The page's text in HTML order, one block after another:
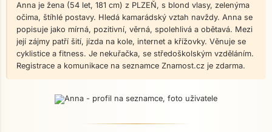
Anna je žena (54 let, 181 cm) z PLZEŇ, s blond vlasy, zelenýma
očima, štíhlé postavy. Hledá kamarádský vztah navždy. Anna se
popisuje jako mírná, pozitivní, věrná, spolehlivá a obětavá. Mezi
její zájmy patří šití, jízda na kole, internet a křížovky. Věnuje se
cyklistice a fitness. Je nekuřačka, se středoškolským vzděláním.
Registrace a komunikace na seznamce Znamost.cz je zdarma.